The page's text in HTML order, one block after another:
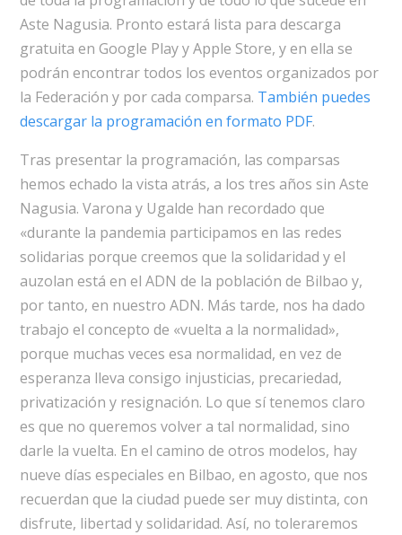
Aste Nagusia. Pronto estará lista para descarga
gratuita en Google Play y Apple Store, y en ella se
podrán encontrar todos los eventos organizados por
la Federación y por cada comparsa. También puedes
descargar la programación en formato PDF.
Tras presentar la programación, las comparsas
hemos echado la vista atrás, a los tres años sin Aste
Nagusia. Varona y Ugalde han recordado que
«durante la pandemia participamos en las redes
solidarias porque creemos que la solidaridad y el
auzolan está en el ADN de la población de Bilbao y,
por tanto, en nuestro ADN. Más tarde, nos ha dado
trabajo el concepto de «vuelta a la normalidad»,
porque muchas veces esa normalidad, en vez de
esperanza lleva consigo injusticias, precariedad,
privatización y resignación. Lo que sí tenemos claro
es que no queremos volver a tal normalidad, sino
darle la vuelta. En el camino de otros modelos, hay
nueve días especiales en Bilbao, en agosto, que nos
recuerdan que la ciudad puede ser muy distinta, con
disfrute, libertad y solidaridad. Así, no toleraremos